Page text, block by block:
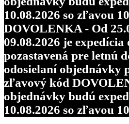
10.08.2026 so zľavou
DOVOLENKA - Od
09.08.2026 je
pozastavená pre letnú
odosielaní objednávky
zľavový kód
objednávky budú
10.08.2026 so zľavou